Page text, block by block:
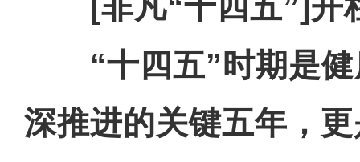
[非凡“十四五”]开
“十四五”时期是
深推进的关键五年，